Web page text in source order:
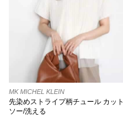
MK MICHEL KLEIN
先染めストライプ柄チュール カット
ソー/洗える